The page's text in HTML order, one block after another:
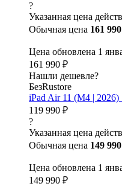
?
Указанная цена
Обычная цена 161
Цена обновлена 1
161 990 ₽
Нашли дешевле?
БезRustore
iPad Air 11 (M4 |
119 990 ₽
?
Указанная цена
Обычная цена 149
Цена обновлена 1
149 990 ₽